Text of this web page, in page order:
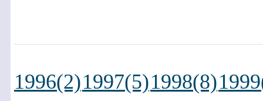
1996(2)1997(5)1998(8)